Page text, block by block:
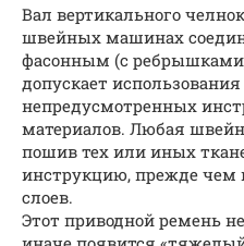
Вал вертикального
швейных машинах
фасонным (с
допускает
непредусмотренных
материалов. Любая
пошив тех или иных
инструкцию, прежде
слоев.
Этот приводной ремень